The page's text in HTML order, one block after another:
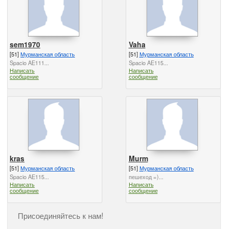
sem1970
[51]Мурманская область
Spacio AE111...
Написать
сообщение
Vaha
[51]Мурманская область
Spacio AE115...
Написать
сообщение
kras
[51]Мурманская область
Spacio AE115...
Написать
сообщение
Murm
[51]Мурманская область
пешеход =)...
Написать
сообщение
Присоединяйтесь к нам!